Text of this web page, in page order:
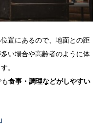
置にあるので、地面との距
い場合や高齢者のように体
。
食事・調理などがしやすい